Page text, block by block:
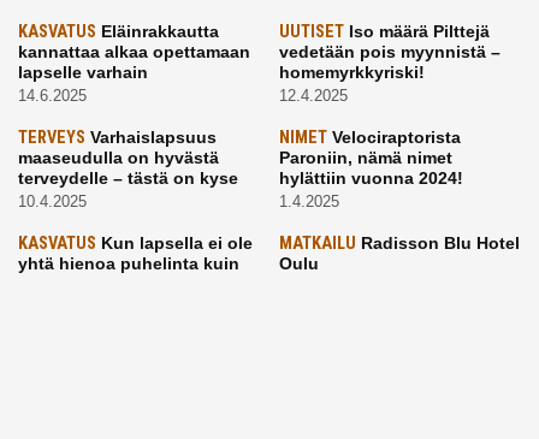
KASVATUS Eläinrakkautta
kannattaa alkaa opettamaan
lapselle varhain
14.6.2025
UUTISETIso määrä Pilttejä
vedetään pois myynnistä –
homemyrkkyriski!
12.4.2025
TERVEYS Varhaislapsuus
maaseudulla on hyvästä
terveydelle – tästä on kyse
10.4.2025
NIMETVelociraptorista
Paroniin, nämä nimet
hylättiin vuonna 2024!
1.4.2025
KASVATUS Kun lapsella ei ole
yhtä hienoa puhelinta kuin
MATKAILU Radisson Blu Hotel
Oulu